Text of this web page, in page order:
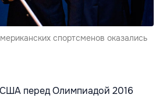
спортсменов оказались
перед Олимпиадой 2016